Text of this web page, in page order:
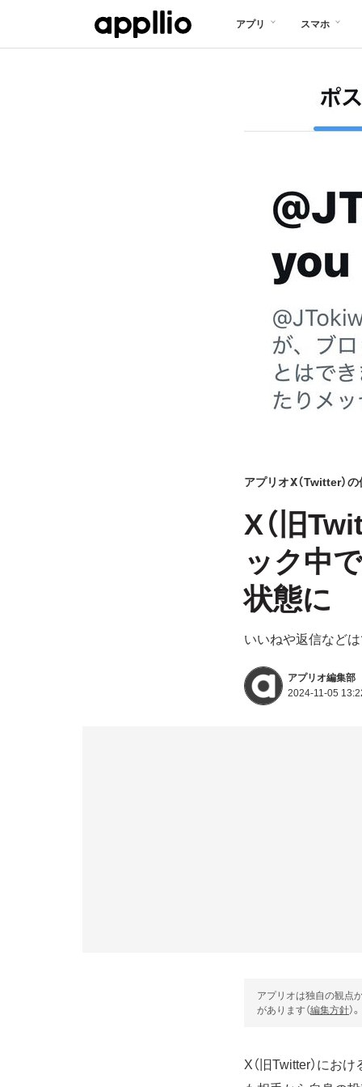
アプリ スマホ
アプリオX（Twitter）
X（旧
ック中
状態に
いいねや返信など
アプリオ編集部
2024-11-05
アプリオは独自の観点
があります（編集方針）。
X（旧Twitter）にお